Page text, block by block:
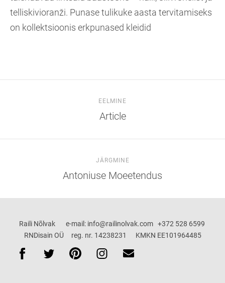
telliskivioranži. Punase tulikuke aasta tervitamiseks
on kollektsioonis erkpunased kleidid
EELMINE
Article
JÄRGMINE
Antoniuse Moeetendus
Raili Nõlvak e-mail: info@railinolvak.com +372 528 6599
RNDisain OÜ reg. nr. 14238231 KMKN EE101964485